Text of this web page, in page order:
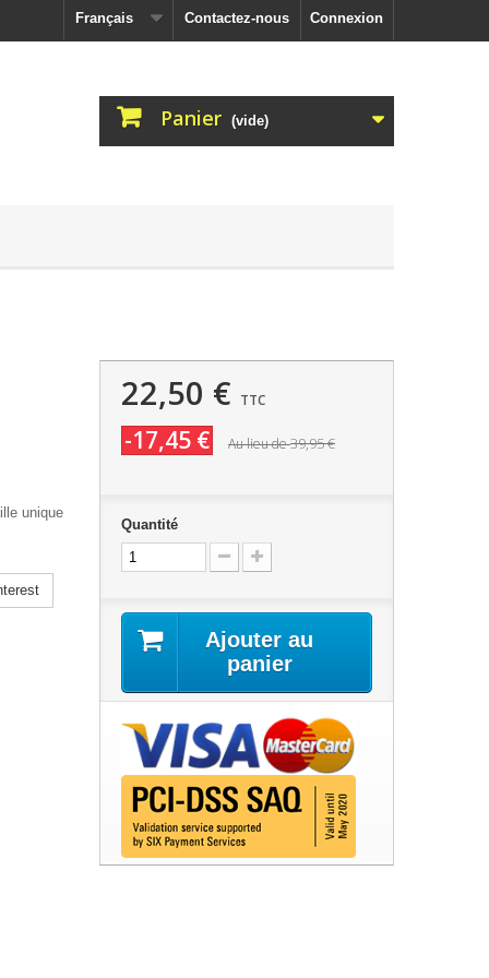
Connexion
Contactez-nous
Français
Panier (vide)
unique
22,50 € TTC
-17,45 € Au lieu de39,95 €
Quantité
Ajouter au
panier